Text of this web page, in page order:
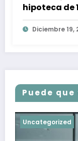
hipoteca de
Diciembre 19,
Puede
Uncategorized